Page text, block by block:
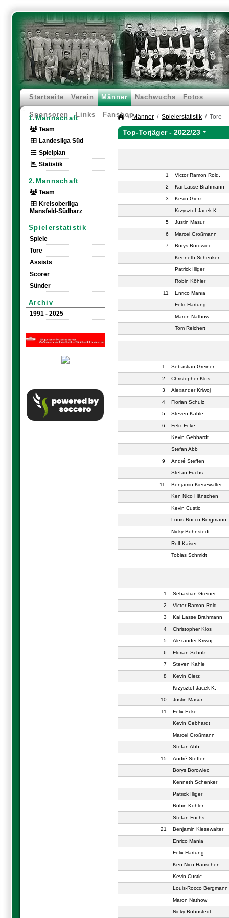
Startseite Verein Männer Nachwuchs Fotos
Sponsoren Links Fanshop
1.Mannschaft
Team
Landesliga Süd
Spielplan
Statistik
2.Mannschaft
Team
Kreisoberliga
Mansfeld-Südharz
Spielerstatistik
Spiele
Tore
Assists
Scorer
Sünder
Archiv
1991 - 2025
Männer Spielerstatistik Tore
Top-Torjäger - 2022/23
1 Victor Ramon Rold.
2 Kai Lasse Brahmann
3 Kevin Gierz
Krzysztof Jacek K.
5 Justin Masur
6 Marcel Großmann
7 Borys Borowiec
Kenneth Schenker
Patrick Illiger
Robin Köhler
11 Enrico Mania
Felix Hartung
Maron Nathow
Tom Reichert
1 Sebastian Greiner
2 Christopher Klos
3 Alexander Kriwoj
4 Florian Schulz
5 Steven Kahle
6 Felix Ecke
Kevin Gebhardt
Stefan Abb
9 André Steffen
Stefan Fuchs
11 Benjamin Kiesewalter
Ken Nico Hänschen
Kevin Custic
Louis-Rocco Bergmann
Nicky Bohnstedt
Rolf Kaiser
Tobias Schmidt
1 Sebastian Greiner
2 Victor Ramon Rold.
3 Kai Lasse Brahmann
4 Christopher Klos
5 Alexander Kriwoj
6 Florian Schulz
7 Steven Kahle
8 Kevin Gierz
Krzysztof Jacek K.
10 Justin Masur
11 Felix Ecke
Kevin Gebhardt
Marcel Großmann
Stefan Abb
15 André Steffen
Borys Borowiec
Kenneth Schenker
Patrick Illiger
Robin Köhler
Stefan Fuchs
21 Benjamin Kiesewalter
Enrico Mania
Felix Hartung
Ken Nico Hänschen
Kevin Custic
Louis-Rocco Bergmann
Maron Nathow
Nicky Bohnstedt